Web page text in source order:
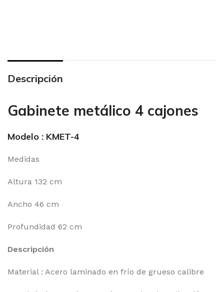
Descripción
Gabinete metálico 4 cajones
Modelo : KMET-4
Medidas
Altura 132 cm
Ancho 46 cm
Profundidad 62 cm
Descripción
Material : Acero laminado en frío de grueso calibre